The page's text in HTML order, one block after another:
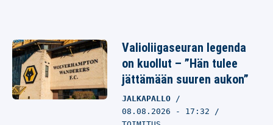
Valioliigaseuran legenda
on kuollut – ”Hän tulee
jättämään suuren aukon”
JALKAPALLO
08.08.2026 - 17:32